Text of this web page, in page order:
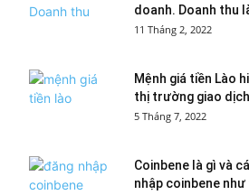
doanh. Doanh thu
11 Tháng 2, 2022
Mệnh giá tiền Lào
thị trường giao
5 Tháng 7, 2022
Coinbene là gì và
nhập coinbene như